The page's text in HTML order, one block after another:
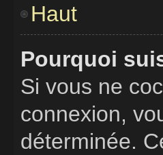
Haut
Pourquoi
Si vous ne
connexion,
déterminée.